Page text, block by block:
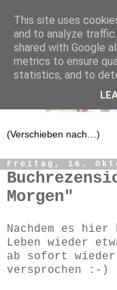
Freitag, 16.
Morgen"
Nachdem es
Leben wieder
ab sofort
versprochen :-)
This site uses
and to analyze
shared with Google
metrics to ensure
statistics, and to